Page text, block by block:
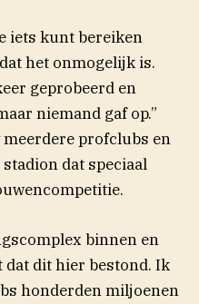
iets kunt bereiken
het onmogelijk is.
geprobeerd en
niemand gaf op.”
profclubs en
dat speciaal
binnen en
dat dit hier bestond. Ik
honderden miljoenen